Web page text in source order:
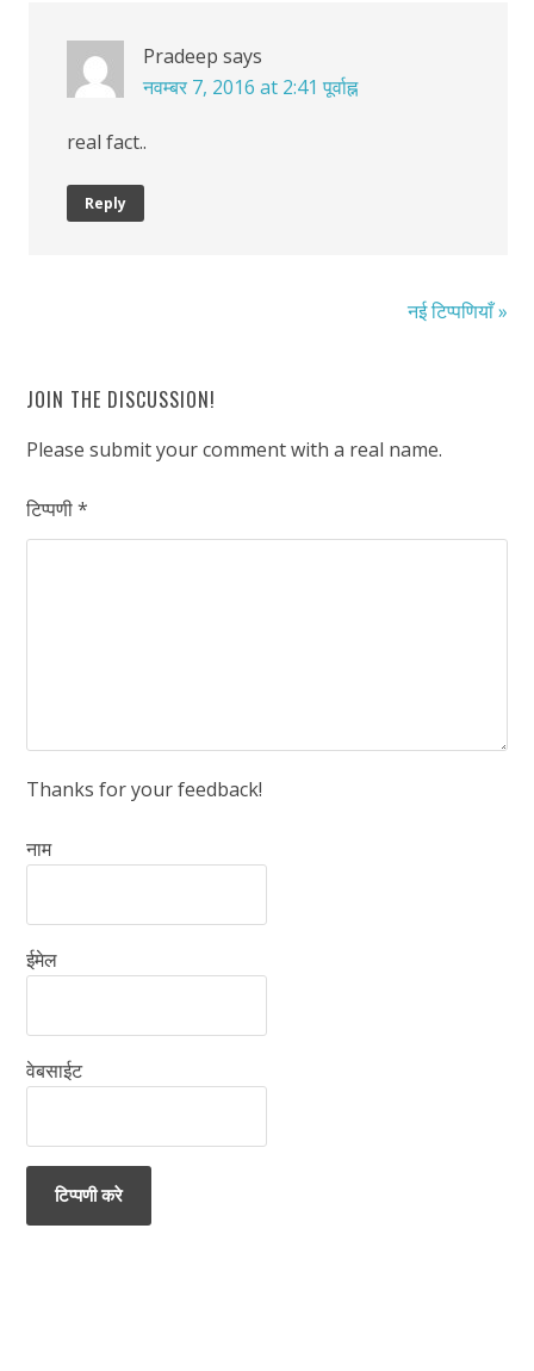
Pradeep says
नवम्बर 7, 2016 at 2:41 पूर्वाह्न
real fact..
Reply
नई टिप्पणियाँ »
JOIN THE DISCUSSION!
Please submit your comment with a real name.
टिप्पणी*
Thanks for your feedback!
नाम
ईमेल
वेबसाईट